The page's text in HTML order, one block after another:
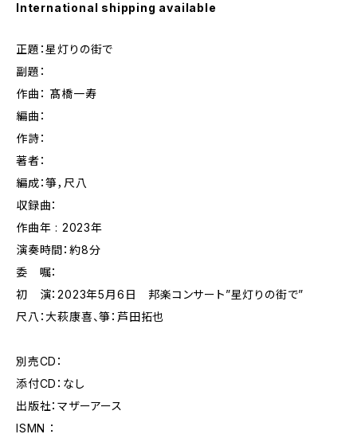
International shipping available
正題：星灯りの街で
副題：
作曲： 髙橋一寿
編曲：
作詩：
著者：
編成：箏，尺八
収録曲：
作曲年 : 2023年
演奏時間：約8分
委 嘱：
初 演：2023年5月6日 邦楽コンサート”星灯りの街で”
尺八：大萩康喜、箏：芦田拓也
別売CD：
添付CD：なし
出版社：マザーアース
ISMN ：